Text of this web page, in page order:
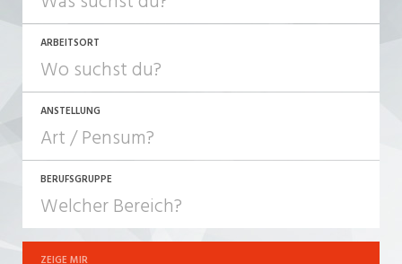
ARBEITSORT
ANSTELLUNG
JOB-TYP
Festanstellung
BERUFSGRUPPE
ZEIGE MIR